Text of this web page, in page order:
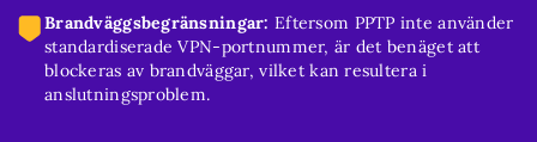
Brandväggsbegränsningar: Eftersom PPTP inte använder
standardiserade VPN-portnummer, är det benäget att
blockeras av brandväggar, vilket kan resultera i
anslutningsproblem.